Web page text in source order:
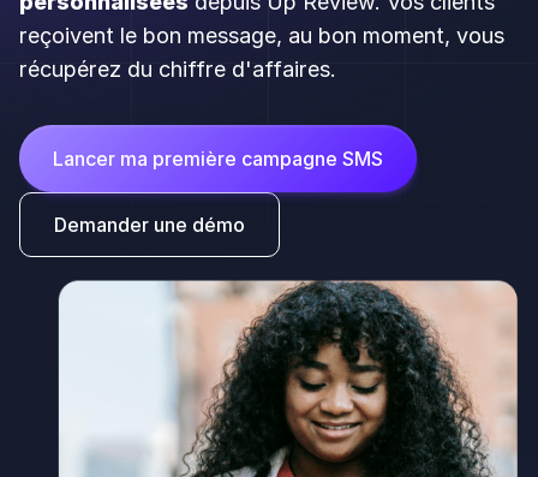
reçoivent le bon message, au bon moment, vous
récupérez du chiffre d'affaires.
Lancer ma première campagne SMS
Demander une démo